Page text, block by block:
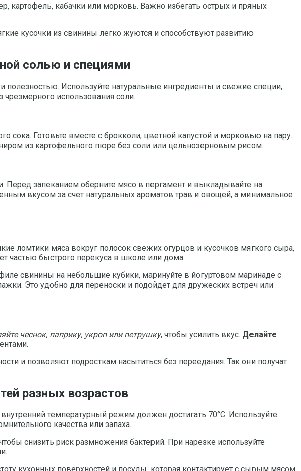
картофель, кабачки или морковь. Важно избегать острых и пряных
кусочки из свинины легко жуются и способствуют развитию
солью и специями
Используйте натуральные ингредиенты и свежие специи,
использования соли.
сока. Готовьте вместе с брокколи, цветной капустой и морковью на пару.
из картофельного пюре без соли или цельнозерновым рисом.
Перед запеканием оберните мясо в пергамент и выкладывайте на
вкусом за счет натуральных ароматов трав и овощей, а минимальное
ломтики мяса вокруг полосок свежих огурцов и кусочков мягкого сыра,
частью быстрого перекуса в школе или дома.
свинины на небольшие кубики, маринуйте в йогуртовом маринаде с
Это удобно для переноски и подойдет для дружеских встреч или
чеснок, паприку, укроп или петрушку, чтобы усилить вкус. Делайте
и позволяют подросткам насытиться без переедания. Так они получат
разных возрастов
температурный режим должен достигать 70°C. Используйте
качества или запаха.
снизить риск размножения бактерий. При нарезке используйте